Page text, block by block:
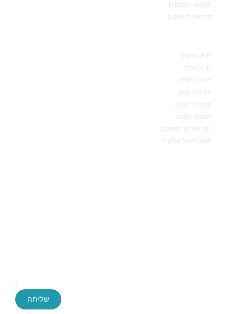
הלוואה לעסקים
הבראה לעסקים
רווח תפעולי
רווח גולמי
ניהול כספים
פתיחת עסק
פתיחת חברה
תמחור למוצר
דוח תזרים מזומנים
תנאי ביטול עסקה
שליחה